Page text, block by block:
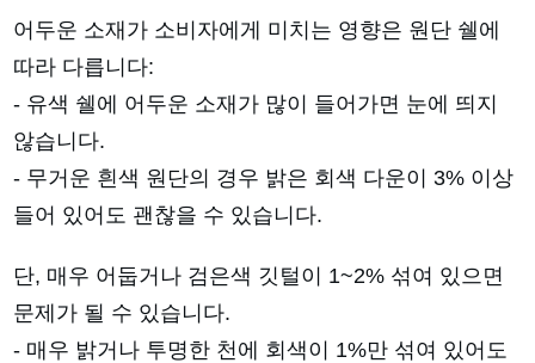
어두운 소재가 소비자에게 미치는 영향은 원단 쉘에
따라 다릅니다:
- 유색 쉘에 어두운 소재가 많이 들어가면 눈에 띄지
않습니다.
- 무거운 흰색 원단의 경우 밝은 회색 다운이 3% 이상
들어 있어도 괜찮을 수 있습니다.
단, 매우 어둡거나 검은색 깃털이 1~2% 섞여 있으면
문제가 될 수 있습니다.
- 매우 밝거나 투명한 천에 회색이 1%만 섞여 있어도